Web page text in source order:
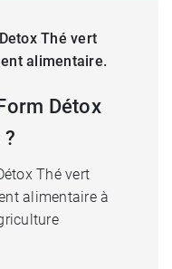
Thé vert
alimentaire.
Détox
Thé vert
alimentaire à